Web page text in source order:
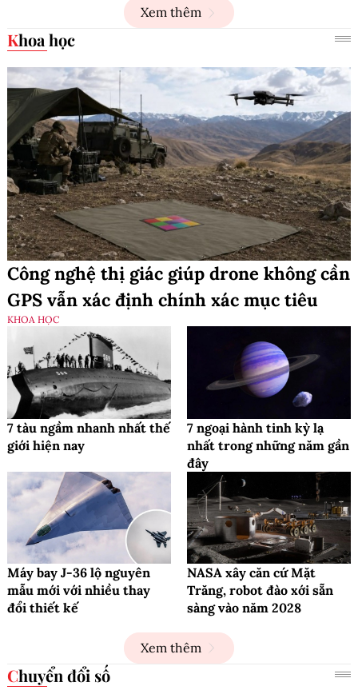
Xem thêm
Khoa học
Công nghệ thị giác giúp drone không cần
GPS vẫn xác định chính xác mục tiêu
KHOA HỌC
7 tàu ngầm nhanh nhất thế
giới hiện nay
7 ngoại hành tinh kỳ lạ
nhất trong những năm gần
đây
Máy bay J-36 lộ nguyên
mẫu mới với nhiều thay
đổi thiết kế
NASA xây căn cứ Mặt
Trăng, robot đào xới sẵn
sàng vào năm 2028
Xem thêm
Chuyển đổi số